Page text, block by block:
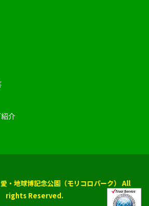
介
地球博記念公園（モリコロパーク） All
rights Reserved.